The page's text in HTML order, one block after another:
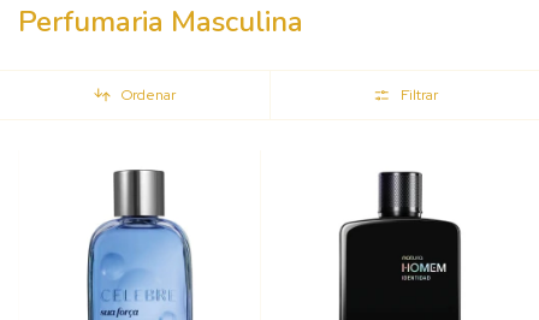
Perfumaria Masculina
Ordenar Filtrar